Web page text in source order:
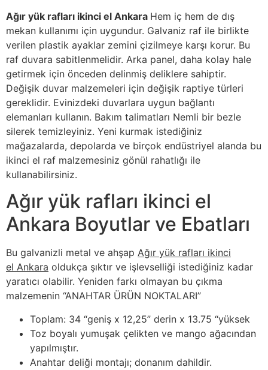
Ağır yük rafları ikinci el Ankara Hem iç hem de dış
mekan kullanımı için uygundur. Galvaniz raf ile birlikte
verilen plastik ayaklar zemini çizilmeye karşı korur. Bu
raf duvara sabitlenmelidir. Arka panel, daha kolay hale
getirmek için önceden delinmiş deliklere sahiptir.
Değişik duvar malzemeleri için değişik raptiye türleri
gereklidir. Evinizdeki duvarlara uygun bağlantı
elemanları kullanın. Bakım talimatları Nemli bir bezle
silerek temizleyiniz. Yeni kurmak istediğiniz
mağazalarda, depolarda ve birçok endüstriyel alanda bu
ikinci el raf malzemesiniz gönül rahatlığı ile
kullanabilirsiniz.
Ağır yük rafları ikinci el
Ankara Boyutlar ve Ebatları
Bu galvanizli metal ve ahşap Ağır yük rafları ikinci
el Ankara oldukça şıktır ve işlevselliği istediğiniz kadar
yaratıcı olabilir. Yeniden farkı olmayan bu çıkma
malzemenin “ANAHTAR ÜRÜN NOKTALARI”
Toplam: 34 “geniş x 12,25” derin x 13.75 “yüksek
Toz boyalı yumuşak çelikten ve mango ağacından
yapılmıştır.
Anahtar deliği montajı; donanım dahildir.